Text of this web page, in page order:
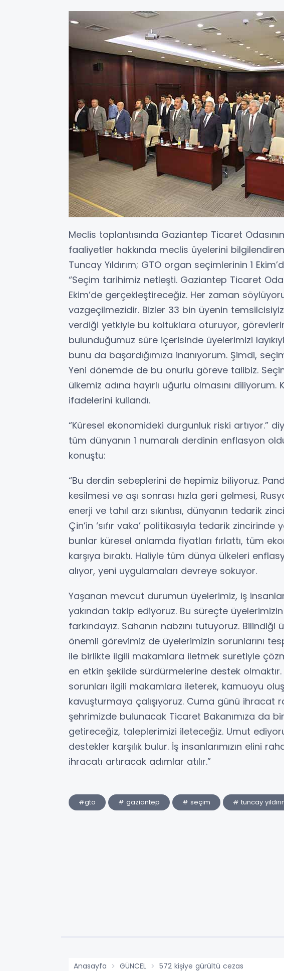
Meclis toplantısında Gaziantep Ticaret
faaliyetler hakkında meclis üyelerini
Tuncay Yıldırım; GTO organ seçimlerinin 1
“Seçim tarihimiz netleşti. Gaziantep Ticaret
Ekim’de gerçekleştireceğiz. Her zaman
vazgeçilmezidir. Bizler 33 bin üyenin
verdiği yetkiyle bu koltuklara oturuyor,
bulunduğumuz süre içerisinde üyelerimizi
bunu da başardığımıza inanıyorum. Şimdi,
Yeni dönemde de bu onurlu göreve talibiz.
ülkemiz adına hayırlı uğurlu olmasını
ifadelerini kullandı.
“Küresel ekonomideki durgunluk riski artıyor.”
tüm dünyanın 1 numaralı derdinin enflasyon
konuştu:
“Bu derdin sebeplerini de hepimiz biliyoruz.
kesilmesi ve aşı sonrası hızla geri gelmesi,
enerji ve tahıl arzı sıkıntısı, dünyanın tedarik
Çin’in ‘sıfır vaka’ politikasıyla tedarik zincirinde
bunlar küresel anlamda fiyatları fırlattı, tüm
karşıya bıraktı. Haliyle tüm dünya ülkeleri
alıyor, yeni uygulamaları devreye sokuyor.
Yaşanan mevcut durumun üyelerimiz, iş
yakından takip ediyoruz. Bu süreçte üyelerimizin
farkındayız. Sahanın nabzını tutuyoruz.
önemli görevimiz de üyelerimizin sorunlarını
ile birlikte ilgili makamlara iletmek suretiyle
en etkin şekilde sürdürmelerine destek
sorunları ilgili makamlara ileterek, kamuoyu
kavuşturmaya çalışıyoruz. Cuma günü ihracat
şehrimizde bulunacak Ticaret Bakanımıza da
getireceğiz, taleplerimizi ileteceğiz. Umut
destekler karşılık bulur. İş insanlarımızın elini
ihracatı artıracak adımlar atılır.”
#gto # gaziantep # seçim # tuncay
Anasayfa GÜNCEL 572 kişiye gürültü cezas